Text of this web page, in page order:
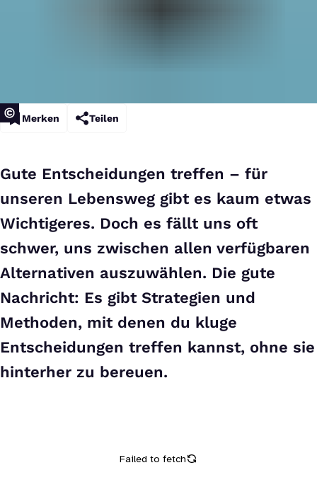
Merken Teilen
Gute Entscheidungen treffen – für
unseren Lebensweg gibt es kaum etwas
Wichtigeres. Doch es fällt uns oft
schwer, uns zwischen allen verfügbaren
Alternativen auszuwählen. Die gute
Nachricht: Es gibt Strategien und
Methoden, mit denen du kluge
Entscheidungen treffen kannst, ohne sie
hinterher zu bereuen.